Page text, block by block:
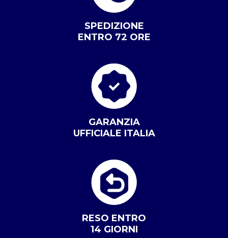
SPEDIZIONE
ENTRO 72 ORE
GARANZIA
UFFICIALE ITALIA
RESO ENTRO
14 GIORNI